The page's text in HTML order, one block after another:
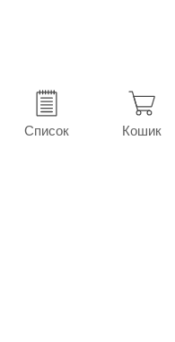
Список Кошик